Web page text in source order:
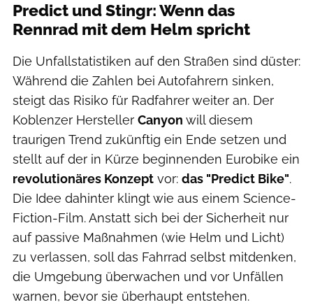
Predict und Stingr: Wenn das
Rennrad mit dem Helm spricht
Die Unfallstatistiken auf den Straßen sind düster:
Während die Zahlen bei Autofahrern sinken,
steigt das Risiko für Radfahrer weiter an. Der
Koblenzer Hersteller Canyon will diesem
traurigen Trend zukünftig ein Ende setzen und
stellt auf der in Kürze beginnenden Eurobike ein
revolutionäres Konzept vor: das "Predict Bike".
Die Idee dahinter klingt wie aus einem Science-
Fiction-Film. Anstatt sich bei der Sicherheit nur
auf passive Maßnahmen (wie Helm und Licht)
zu verlassen, soll das Fahrrad selbst mitdenken,
die Umgebung überwachen und vor Unfällen
warnen, bevor sie überhaupt entstehen.